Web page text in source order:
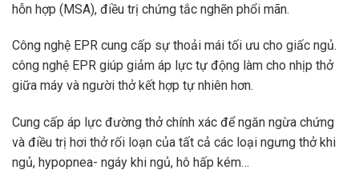
hỗn hợp (MSA), điều trị chứng tắc nghẽn phổi mãn.
Công nghệ EPR cung cấp sự thoải mái tối ưu cho giấc ngủ.
công nghệ EPR giúp giảm áp lực tự động làm cho nhịp thở
giữa máy và người thở kết hợp tự nhiên hơn.
Cung cấp áp lực đường thở chính xác để ngăn ngừa chứng
và điều trị hơi thở rối loạn của tất cả các loại ngưng thở khi
ngủ, hypopnea- ngáy khi ngủ, hô hấp kém…